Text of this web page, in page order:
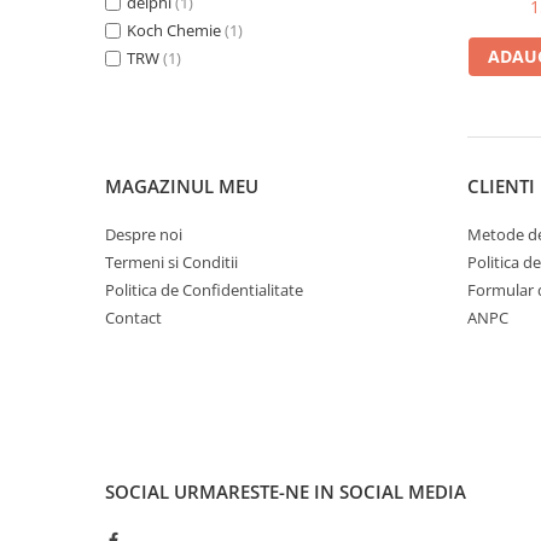
Bord | Plastice Interioare
Parfumuri | Odorizante
CEARA | SEALANT | TRATAMENTE
ACCESORII | ECHIPAMENTE |
APARATURA
Koch Chemie(1)
TRW(1)
MAGAZINUL MEU
Despre noi
Termeni si Conditii
Politica de Confidentialitate
Contact
CLIENTI
Metode
Politica
Formular
ANPC
SOCIAL URMARESTE-NE IN SOCIAL MEDIA